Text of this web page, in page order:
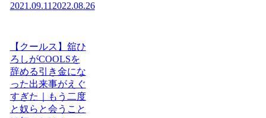
2021.09.11 2022.08.26
【クールス】舘ひ
ろしがCOOLSを
辞める引き金にな
った出来事がえぐ
すぎた｜もう二度
と奴らと会うこと